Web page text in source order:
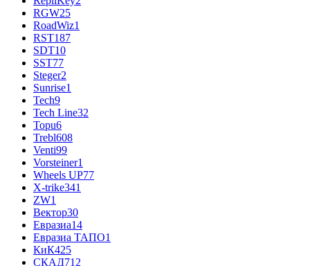
RGW25
RoadWiz1
RST187
SDT10
SST77
Steger2
Sunrise1
Tech9
Tech Line32
Topu6
Trebl608
Venti99
Vorsteiner1
Wheels UP77
X-trike341
ZW1
Вектор30
Евразиа14
Евразиа ТАПО1
КиК425
СКАД712